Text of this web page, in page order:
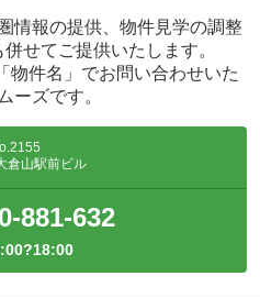
情報の提供、物件見学の調整
せてご提供いたします。
物件名」でお問い合わせいた
ーズです。
倉山駅前ビル
881-632